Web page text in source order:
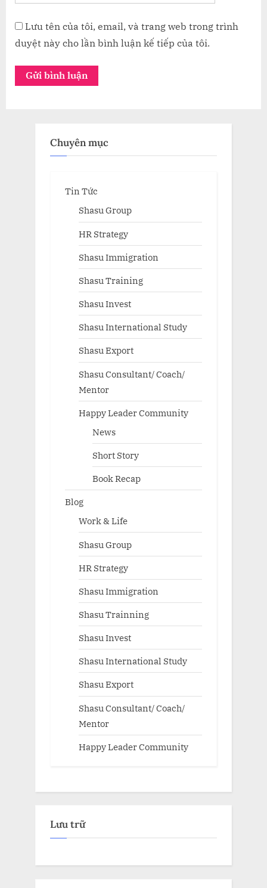
Lưu tên của tôi, email, và trang web trong trình
duyệt này cho lần bình luận kế tiếp của tôi.
Chuyên mục
Tin Tức
Shasu Group
HR Strategy
Shasu Immigration
Shasu Training
Shasu Invest
Shasu International Study
Shasu Export
Shasu Consultant/ Coach/
Mentor
Happy Leader Community
News
Short Story
Book Recap
Blog
Work & Life
Shasu Group
HR Strategy
Shasu Immigration
Shasu Trainning
Shasu Invest
Shasu International Study
Shasu Export
Shasu Consultant/ Coach/
Mentor
Happy Leader Community
Lưu trữ